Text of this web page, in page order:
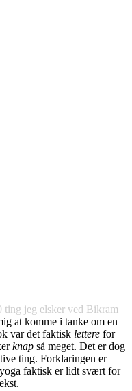
ting jeg elsker ved Bikram
at komme i tanke om en
var det faktisk lettere for
knap så meget. Det er dog
ting. Forklaringen er
faktisk er lidt svært for